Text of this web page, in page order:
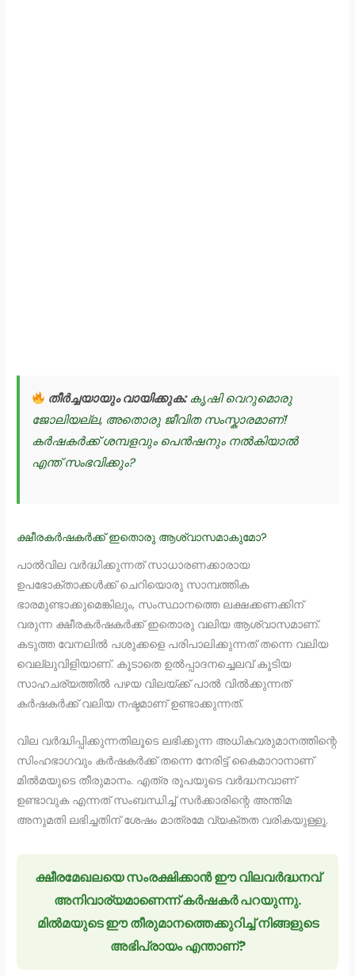
തീർച്ചയായും വായിക്കുക: കൃഷി വെറുമൊരു
ജോലിയല്ല, അതൊരു ജീവിത സംസ്കാരമാണ്!
കർഷകർക്ക് ശമ്പളവും പെൻഷനും നൽകിയാൽ
എന്ത് സംഭവിക്കും?
ക്ഷീരകർഷകർക്ക് ഇതൊരു ആശ്വാസമാകുമോ?
പാൽവില വർദ്ധിക്കുന്നത് സാധാരണക്കാരായ
ഉപഭോക്താക്കൾക്ക് ചെറിയൊരു സാമ്പത്തിക
ഭാരമുണ്ടാക്കുമെങ്കിലും, സംസ്ഥാനത്തെ ലക്ഷക്കണക്കിന്
വരുന്ന ക്ഷീരകർഷകർക്ക് ഇതൊരു വലിയ ആശ്വാസമാണ്.
കടുത്ത വേനലിൽ പശുക്കളെ പരിപാലിക്കുന്നത് തന്നെ വലിയ
വെല്ലുവിളിയാണ്. കൂടാതെ ഉൽപ്പാദനച്ചെലവ് കൂടിയ
സാഹചര്യത്തിൽ പഴയ വിലയ്ക്ക് പാൽ വിൽക്കുന്നത്
കർഷകർക്ക് വലിയ നഷ്ടമാണ് ഉണ്ടാക്കുന്നത്.
വില വർദ്ധിപ്പിക്കുന്നതിലൂടെ ലഭിക്കുന്ന അധികവരുമാനത്തിന്റെ
സിംഹഭാഗവും കർഷകർക്ക് തന്നെ നേരിട്ട് കൈമാറാനാണ്
മിൽമയുടെ തീരുമാനം. എത്ര രൂപയുടെ വർദ്ധനവാണ്
ഉണ്ടാവുക എന്നത് സംബന്ധിച്ച് സർക്കാരിന്റെ അന്തിമ
അനുമതി ലഭിച്ചതിന് ശേഷം മാത്രമേ വ്യക്തത വരികയുള്ളൂ.
ക്ഷീരമേഖലയെ സംരക്ഷിക്കാൻ ഈ വിലവർദ്ധനവ്
അനിവാര്യമാണെന്ന് കർഷകർ പറയുന്നു.
മിൽമയുടെ ഈ തീരുമാനത്തെക്കുറിച്ച് നിങ്ങളുടെ
അഭിപ്രായം എന്താണ്?